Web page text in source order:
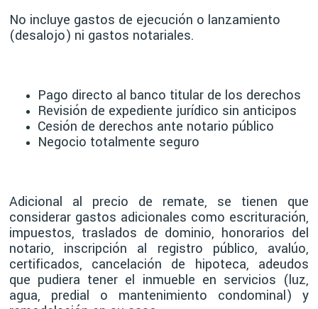
No incluye gastos de ejecución o lanzamiento
(desalojo) ni gastos notariales.
Pago directo al banco titular de los derechos
Revisión de expediente jurídico sin anticipos
Cesión de derechos ante notario público
Negocio totalmente seguro
Adicional al precio de remate, se tienen que
considerar gastos adicionales como escrituración,
impuestos, traslados de dominio, honorarios del
notario, inscripción al registro público, avalúo,
certificados, cancelación de hipoteca, adeudos
que pudiera tener el inmueble en servicios (luz,
agua, predial o mantenimiento condominal) y